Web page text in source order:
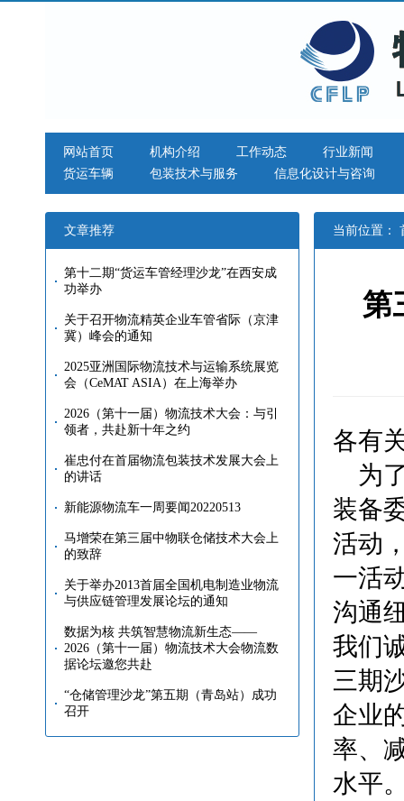
网站首页 机构介绍 工作动态
行业新闻
货运车辆
包装技术与服务 信息化设计与咨询
文章推荐
第十二期“货运车管经理沙龙”在西安成
功举办
关于召开物流精英企业车管省际（京津
冀）峰会的通知
2025亚洲国际物流技术与运输系统展览
会（CeMAT ASIA）在上海举办
2026（第十一届）物流技术大会：与引
领者，共赴新十年之约
崔忠付在首届物流包装技术发展大会上
的讲话
新能源物流车一周要闻20220513
马增荣在第三届中物联仓储技术大会上
的致辞
关于举办2013首届全国机电制造业物流
与供应链管理发展论坛的通知
数据为核 共筑智慧物流新生态——
2026（第十一届）物流技术大会物流数
据论坛邀您共赴
“仓储管理沙龙”第五期（青岛站）成功
召开
当前位置：
第
各有
为
装备
活动
一活
沟通
我们
三期
企业
率、
水平